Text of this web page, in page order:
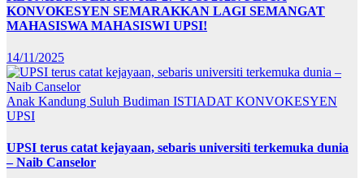
KONVOKESYEN SEMARAKKAN LAGI SEMANGAT
MAHASISWA MAHASISWI UPSI!
14/11/2025
Anak Kandung Suluh Budiman ISTIADAT KONVOKESYEN
UPSI
UPSI terus catat kejayaan, sebaris universiti terkemuka dunia
– Naib Canselor